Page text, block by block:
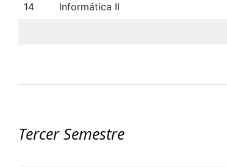
14 Informática II
Tercer Semestre